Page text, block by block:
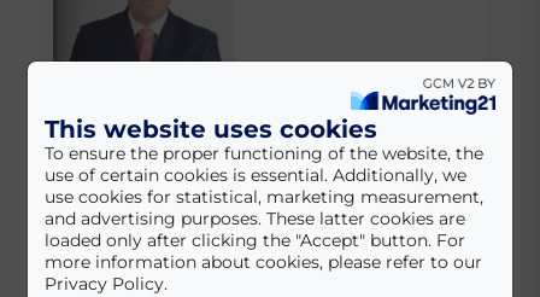
Dr. Dudás Károly
Díszpolgárok
This website uses cookies
To ensure the proper functioning of the website, the
use of certain cookies is essential. Additionally, we
use cookies for statistical, marketing measurement,
and advertising purposes. These latter cookies are
loaded only after clicking the "Accept" button. For
more information about cookies, please refer to our
Privacy Policy.